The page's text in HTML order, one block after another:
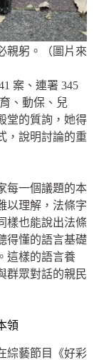
親躬。（圖片來
案、連署 345
、動保、兒
堂的質詢，她得
，說明討論的重
每一個議題的本
以理解，法條字
樣也能說出法條
得懂的語言基礎
這樣的語言養
群眾對話的親民
領
綜藝節目《好彩